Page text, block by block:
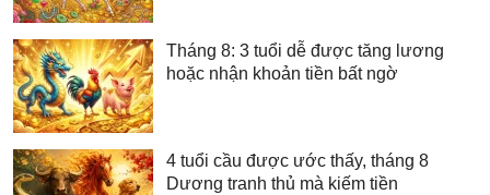
Tháng 8: 3 tuổi dễ được tăng lương
hoặc nhận khoản tiền bất ngờ
4 tuổi cầu được ước thấy, tháng 8
Dương tranh thủ mà kiếm tiền